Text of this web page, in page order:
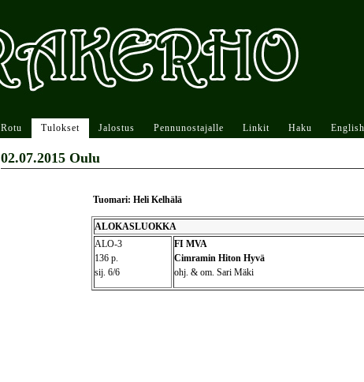
Rotu Tulokset Jalostus Pennunostajalle Linkit Haku English
02.07.2015 Oulu
Tuomari: Heli Kelhälä
ALOKASLUOKKA
ALO-3
136 p.
sij. 6/6
FI MVA
Cimramin Hiton Hyvä
ohj. & om. Sari Mäki